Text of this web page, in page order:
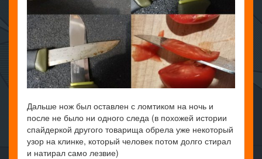
Дальше нож был оставлен с ломтиком на ночь и
после не было ни одного следа (в похожей истории
спайдеркой другого товарища обрела уже некоторый
узор на клинке, который человек потом долго стирал
и натирал само лезвие)